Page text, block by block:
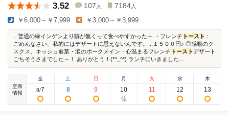
3.52 107 人 7184 人
￥6,000～￥7,999 ￥3,000～￥3,999
...普通の緑インゲンより癖が無くって食べやすかった～ ・フレンチ トースト ：
ごめんなさい、私的にはデザートに思えないんです。...１５００円♪ ◎感動のク
スクス、キッシュ前菜・涙のポークメイン・心温まるフレンチ トーストデザート
ごちそうさまでした～！ ありがとう！(*^_^*) ランチにいきました...
空席
情報
金
8/7
土
8
日
9
月
10
火
11
水
12
木
13